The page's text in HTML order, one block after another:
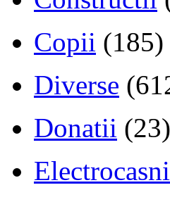
Copii (185)
Diverse
Donatii (23)